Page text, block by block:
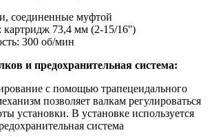
соединенные муфтой
73,4 мм (2-15/16'')
300 об/мин
и предохранительная система:
с помощью трапецеидального
позволяет валкам регулироваться
установки. В установке используется
система